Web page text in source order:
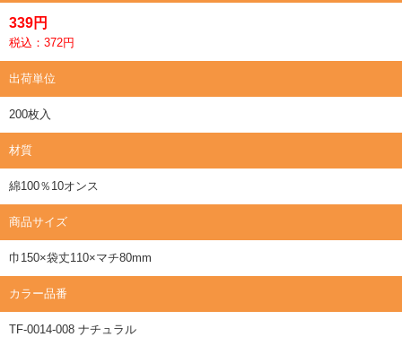
339円
税込：372円
出荷単位
200枚入
材質
綿100％10オンス
商品サイズ
巾150×袋丈110×マチ80mm
カラー品番
TF-0014-008 ナチュラル